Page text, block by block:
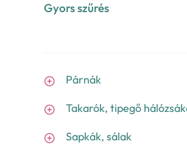
Gyors szűrés
Párnák
Takarók, tipegő
Sapkák, sálak